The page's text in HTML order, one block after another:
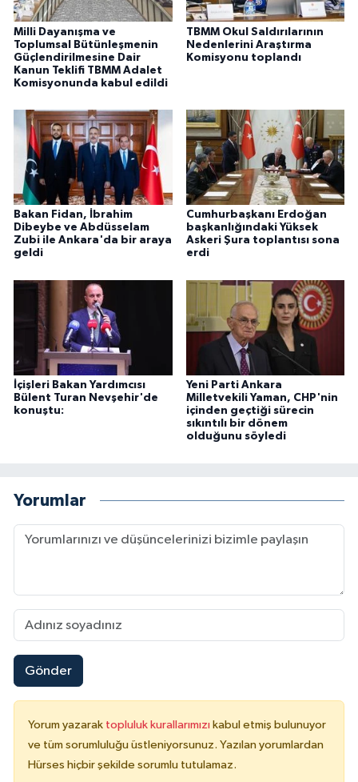
Milli Dayanışma ve
Toplumsal Bütünleşmenin
Güçlendirilmesine Dair
Kanun Teklifi TBMM Adalet
Komisyonunda kabul edildi
TBMM Okul Saldırılarının
Nedenlerini Araştırma
Komisyonu toplandı
Bakan Fidan, İbrahim
Dibeybe ve Abdüsselam
Zubi ile Ankara'da bir araya
geldi
Cumhurbaşkanı Erdoğan
başkanlığındaki Yüksek
Askeri Şura toplantısı sona
erdi
İçişleri Bakan Yardımcısı
Bülent Turan Nevşehir'de
konuştu:
Yeni Parti Ankara
Milletvekili Yaman, CHP'nin
içinden geçtiği sürecin
sıkıntılı bir dönem
olduğunu söyledi
Yorumlar
Gönder
Yorum yazarak topluluk kurallarımızı kabul etmiş bulunuyor
ve tüm sorumluluğu üstleniyorsunuz. Yazılan yorumlardan
Hürses hiçbir şekilde sorumlu tutulamaz.